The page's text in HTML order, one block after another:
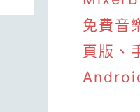
免費音
頁版、